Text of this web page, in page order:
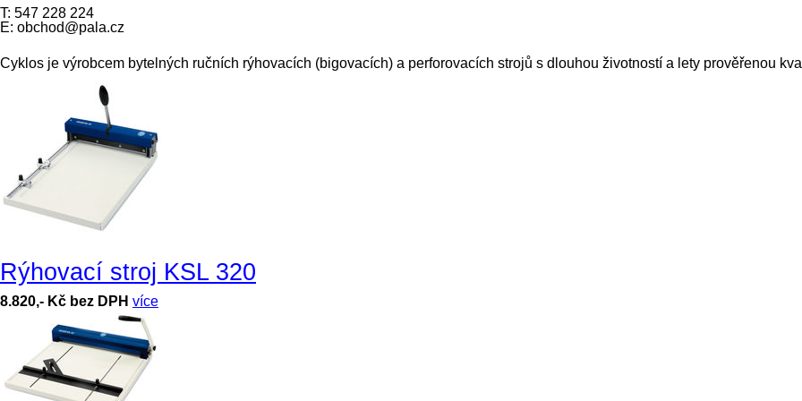
T: 547 228 224
E: obchod@pala.cz
Ruční
perforovací
stroje
Cyklos
Cyklos je výrobcem bytelných ručních rýhovacích (bigovacích) a perforovacích strojů s dlouhou životností a lety prověřenou
Rýhovací stroj KSL 320
8.820,- Kč bez DPH více